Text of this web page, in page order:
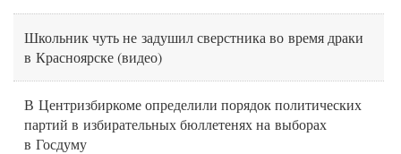
Школьник чуть не задушил сверстника во время драки
в Красноярске (видео)
В Центризбиркоме определили порядок политических
партий в избирательных бюллетенях на выборах
в Госдуму